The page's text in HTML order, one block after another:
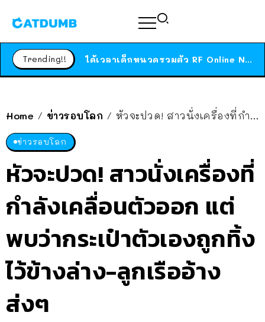
Trending!! ได้เวลาเด็กหนวดรวมตัว RF Online Next เปิดให้เล่นแล้ว เกม Sci-Fi MMORPG ระดับตำนาน เล่นได้ทั้งมือถือและ PC
Home / ข่าวรอบโลก / หัวจะปวด! สาวนั่งเครื่องที่กำลังเคลื่อนตัวออก แต่พบว่ากระเป๋าตัวเองถูกทิ้งไว้ข้างล่าง-ลูกเรืออ้างส่งๆ
ข่าวรอบโลก
หัวจะปวด! สาวนั่งเครื่องที่
กำลังเคลื่อนตัวออก แต่
พบว่ากระเป๋าตัวเองถูกทิ้ง
ไว้ข้างล่าง-ลูกเรืออ้าง
ส่งๆ